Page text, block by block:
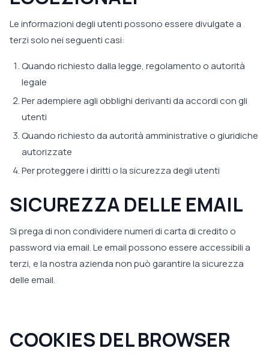
Le informazioni degli utenti possono essere divulgate a
terzi solo nei seguenti casi:
Quando richiesto dalla legge, regolamento o autorità
legale
Per adempiere agli obblighi derivanti da accordi con gli
utenti
Quando richiesto da autorità amministrative o giuridiche
autorizzate
Per proteggere i diritti o la sicurezza degli utenti
SICUREZZA DELLE EMAIL
Si prega di non condividere numeri di carta di credito o
password via email. Le email possono essere accessibili a
terzi, e la nostra azienda non può garantire la sicurezza
delle email.
COOKIES DEL BROWSER